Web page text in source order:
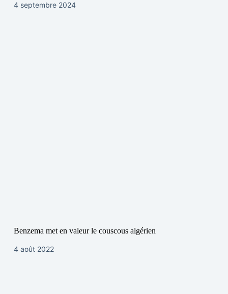
4 septembre 2024
Benzema met en valeur le couscous algérien
4 août 2022